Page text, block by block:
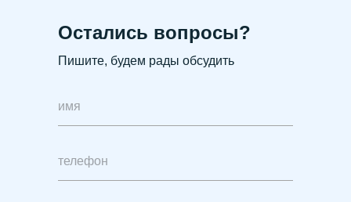
Остались вопросы?
Пишите, будем рады обсудить